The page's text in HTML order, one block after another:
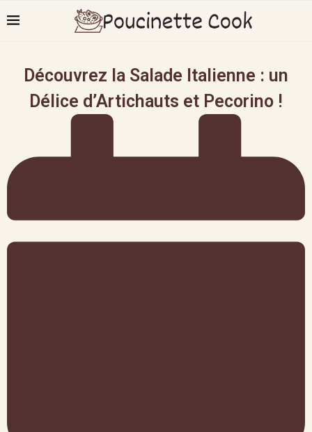
Découvrez la Salade Italienne : un
Délice d’Artichauts et Pecorino !